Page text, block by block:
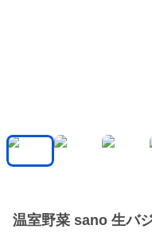
温室野菜 sano 生バ